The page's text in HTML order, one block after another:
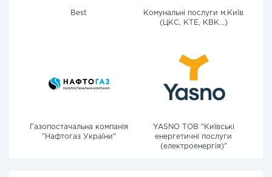
Best
Комунальні послуги м.Київ
(ЦКС, КТЕ, КВК...)
Газопостачальна компанія
"Нафтогаз України"
YASNO ТОВ "Київські
енергетичні послуги
(електроенергія)"